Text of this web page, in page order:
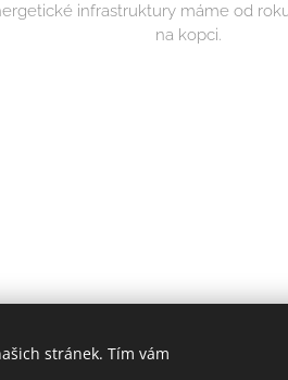
infrastruktury máme od
na kopci.
voda | s láskou k H2O od VaK
stránek. Tím vám